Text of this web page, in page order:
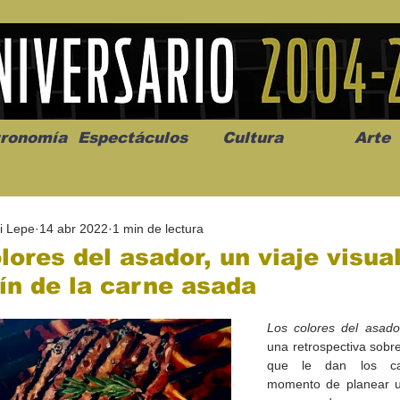
Espectáculos Cultura Arte
del asador, un viaje
de la carne asada
Lepe 14 abr 2022 1 min de lectura
Los colores del
una retrospectiva
que le dan los
momento de planear
abre la
de alto impacto
Celebran el mes del amor
en la Casa de la Cultura
Progreso con micrófono
abierto
"Me llamo
realista y
puesta en